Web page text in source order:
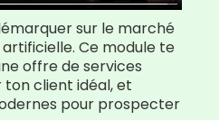
sur le marché
Ce module te
offre de services
client idéal, et
pour prospecter